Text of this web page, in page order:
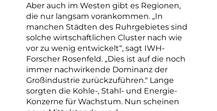
Aber auch im Westen gibt es Regionen,
die nur langsam vorankommen. „In
manchen Städten des Ruhrgebietes sind
solche wirtschaftlichen Cluster nach wie
vor zu wenig entwickelt“, sagt IWH-
Forscher Rosenfeld. „Dies ist auf die noch
immer nachwirkende Dominanz der
Großindustrie zurückzuführen." Lange
sorgten die Kohle-, Stahl- und Energie-
Konzerne für Wachstum. Nun scheinen